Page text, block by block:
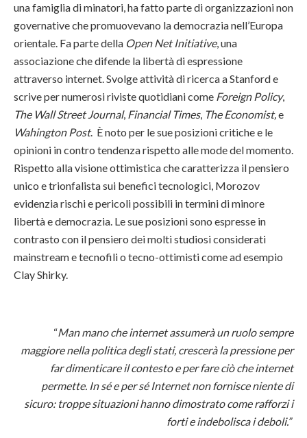
una famiglia di minatori, ha fatto parte di organizzazioni non
governative che promuovevano la democrazia nell’Europa
orientale. Fa parte della Open Net Initiative, una
associazione che difende la libertà di espressione
attraverso internet. Svolge attività di ricerca a Stanford e
scrive per numerosi riviste quotidiani come Foreign Policy,
The Wall Street Journal, Financial Times, The Economist,e
Wahington Post. È noto per le sue posizioni critiche e le
opinioni in contro tendenza rispetto alle mode del momento.
Rispetto alla visione ottimistica che caratterizza il pensiero
unico e trionfalista sui benefici tecnologici, Morozov
evidenzia rischi e pericoli possibili in termini di minore
libertà e democrazia. Le sue posizioni sono espresse in
contrasto con il pensiero dei molti studiosi considerati
mainstream e tecnofili o tecno-ottimisti come ad esempio
Clay Shirky.
“Man mano che internet assumerà un ruolo sempre
maggiore nella politica degli stati, crescerà la pressione per
far dimenticare il contesto e per fare ciò che internet
permette. In sé e per sé Internet non fornisce niente di
sicuro: troppe situazioni hanno dimostrato come rafforzi i
forti e indebolisca i deboli.”